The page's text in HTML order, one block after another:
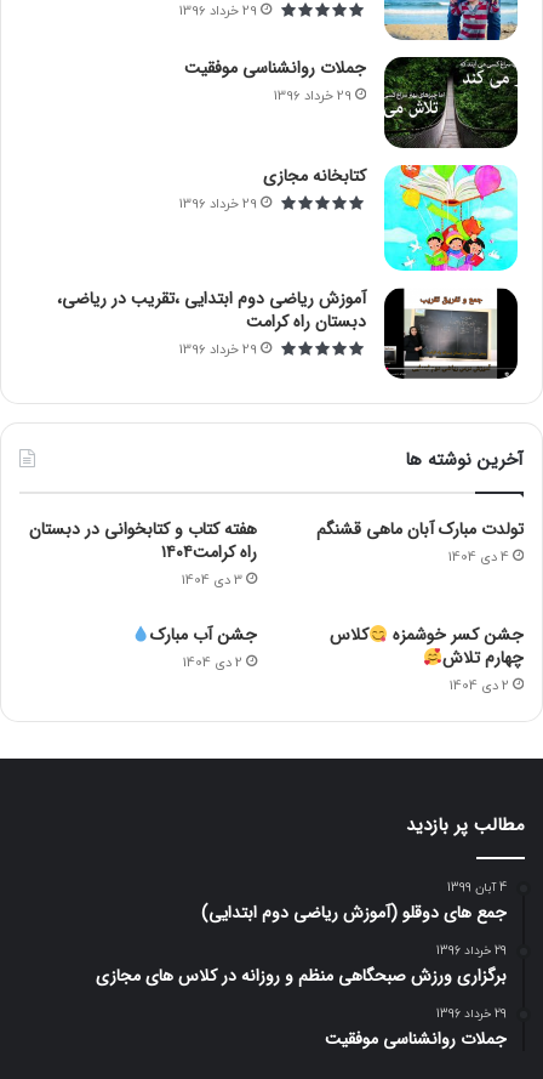
29 خرداد 1396
جملات روانشناسی موفقیت
29 خرداد 1396
کتابخانه مجازی
29 خرداد 1396
آموزش ریاضی دوم ابتدایی ،تقریب در ریاضی،
دبستان راه کرامت
29 خرداد 1396
آخرین نوشته ها
تولدت مبارک آبان ماهی قشنگم
4 دی 1404
هفته کتاب و کتابخوانی در دبستان
راه کرامت۱۴۰۴
3 دی 1404
جشن کسر خوشمزه
کلاس
چهارم تلاش
2 دی 1404
جشن آب مبارک
2 دی 1404
مطالب پر بازدید
4 آبان 1399
جمع های دوقلو (آموزش ریاضی دوم ابتدایی)
29 خرداد 1396
برگزاری ورزش صبحگاهی منظم و روزانه در کلاس های مجازی
29 خرداد 1396
جملات روانشناسی موفقیت